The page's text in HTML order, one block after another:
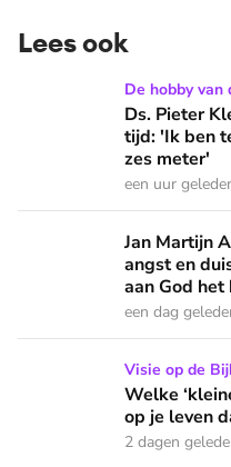
Lees ook
Ds. Pieter Kleingeld
De hobby van
Ds. Pieter
tijd: 'Ik ben
zes meter'
een uur
Jan Martijn Abrahamse:
Jan Martijn
angst en
aan God het
een dag
Welke ‘kleine’ zonde
Visie op de
Welke
op je leven
2 dagen